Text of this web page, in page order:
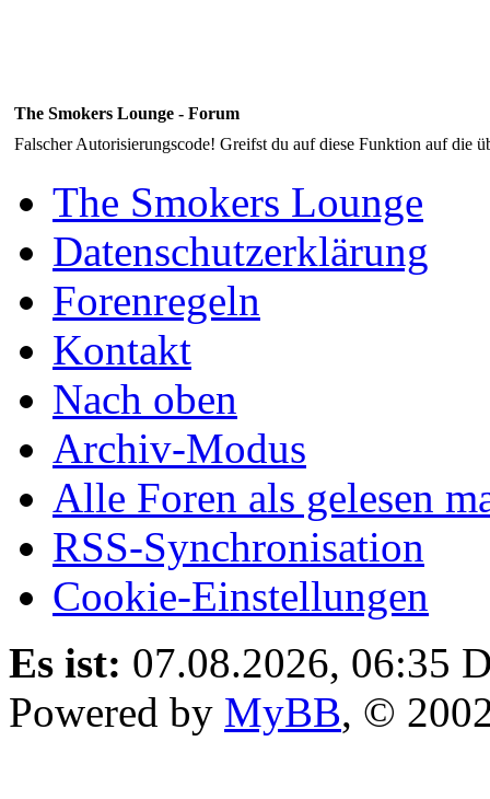
The Smokers Lounge - Forum
Falscher Autorisierungscode! Greifst du auf diese Funktion auf die
The Smokers Lounge
Datenschutzerklärung
Forenregeln
Kontakt
Nach oben
Archiv-Modus
Alle Foren als gelesen
RSS-Synchronisation
Cookie-Einstellungen
Es ist: 07.08.2026, 06:35
Powered by MyBB, ©